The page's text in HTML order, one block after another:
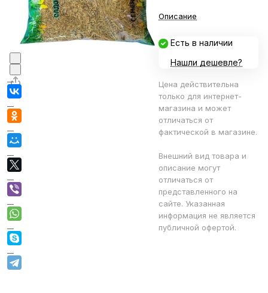
Описание
Есть в наличии
Нашли дешевле?
Цена действительна
только для интернет-
магазина и может
отличаться от
фактической в магазине.
Внешний вид товара и
описание могут
отличаться от
представленного на
сайте. Указанная
информация не является
публичной офертой.